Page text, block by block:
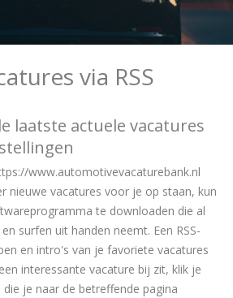
via RSS
laatste actuele vacatures
www.automotivevacaturebank.nl
nieuwe vacatures voor je op staan, kun
te downloaden die al
surfen uit handen neemt. Een RSS-
en intro's van je favoriete vacatures
interessante vacature bij zit, klik je
je naar de betreffende pagina